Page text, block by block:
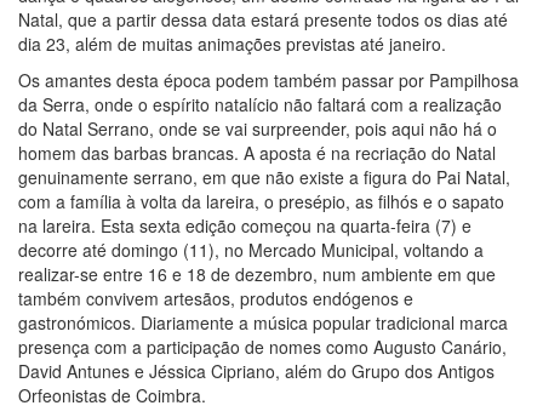
Natal, que a partir dessa data estará presente todos os dias até
dia 23, além de muitas animações previstas até janeiro.
Os amantes desta época podem também passar por Pampilhosa
da Serra, onde o espírito natalício não faltará com a realização
do Natal Serrano, onde se vai surpreender, pois aqui não há o
homem das barbas brancas. A aposta é na recriação do Natal
genuinamente serrano, em que não existe a figura do Pai Natal,
com a família à volta da lareira, o presépio, as filhós e o sapato
na lareira. Esta sexta edição começou na quarta-feira (7) e
decorre até domingo (11), no Mercado Municipal, voltando a
realizar-se entre 16 e 18 de dezembro, num ambiente em que
também convivem artesãos, produtos endógenos e
gastronómicos. Diariamente a música popular tradicional marca
presença com a participação de nomes como Augusto Canário,
David Antunes e Jéssica Cipriano, além do Grupo dos Antigos
Orfeonistas de Coimbra.